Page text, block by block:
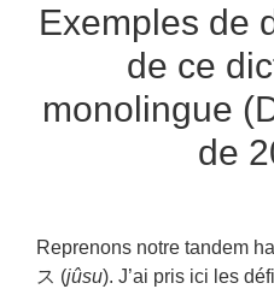
Exemples de
de ce
monolingue
de
Reprenons notre tandem
ス (jûsu). J’ai pris ici les